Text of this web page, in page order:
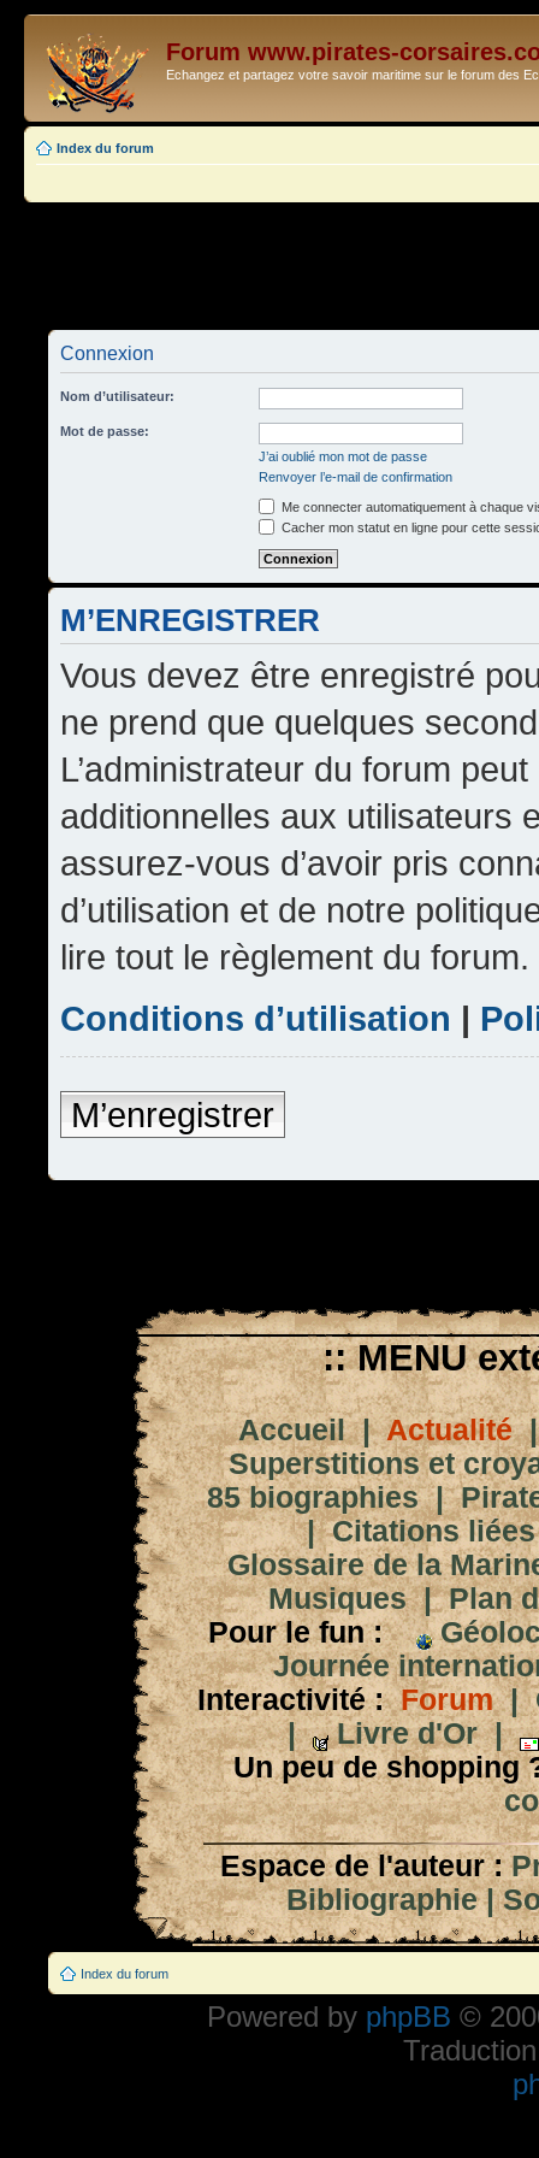
Forum www.pirates-
Echangez et partagez votre savoir maritime sur le forum des
Index du forum
Connexion
Nom d’utilisateur:
Mot de passe:
J’ai oublié mon mot de passe
Renvoyer l’e-mail de confirmation
Me connecter automatiquement à chaque
Cacher mon statut en ligne pour cette
M’ENREGISTRER
Vous devez être enregistré
ne prend que quelques
L’administrateur du forum
additionnelles aux utilisateurs
assurez-vous d’avoir pris
d’utilisation et de notre
lire tout le règlement du forum.
Conditions d’utilisation |
M’enregistrer
:: MENU
Accueil|Actualité
Superstitions et
85 biographies|
|Citations
Glossaire de la
Musiques|Plan
Pour le fun :
Journée
Interactivité : Forum|
|
Livre d'Or|
Un peu de shopping
Espace de l'auteur :
Bibliographie|
Index du forum
Powered by phpBB ©